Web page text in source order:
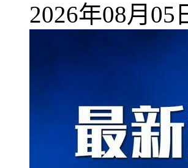
2026年08月05